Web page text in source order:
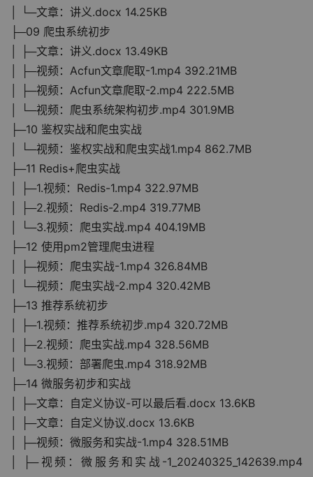
│ └─文章：讲义.docx 14.25KB
├─09 爬虫系统初步
│ ├─文章：讲义.docx 13.49KB
│ ├─视频：Acfun文章爬取-1.mp4 392.21MB
│ ├─视频：Acfun文章爬取-2.mp4 222.5MB
│ └─视频：爬虫系统架构初步.mp4 301.9MB
├─10 鉴权实战和爬虫实战
│ └─视频：鉴权实战和爬虫实战1.mp4 862.7MB
├─11 Redis+爬虫实战
│ ├─1.视频：Redis-1.mp4 322.97MB
│ ├─2.视频：Redis-2.mp4 319.77MB
│ └─3.视频：爬虫实战.mp4 404.19MB
├─12 使用pm2管理爬虫进程
│ ├─视频：爬虫实战-1.mp4 326.84MB
│ └─视频：爬虫实战-2.mp4 320.42MB
├─13 推荐系统初步
│ ├─1.视频：推荐系统初步.mp4 320.72MB
│ ├─2.视频：爬虫实战.mp4 328.56MB
│ └─3.视频：部署爬虫.mp4 318.92MB
├─14 微服务初步和实战
│ ├─文章：自定义协议-可以最后看.docx 13.6KB
│ ├─文章：自定义协议.docx 13.6KB
│ ├─视频：微服务和实战-1.mp4 328.51MB
│ ├─视频：微服务和实战-1_20240325_142639.mp4